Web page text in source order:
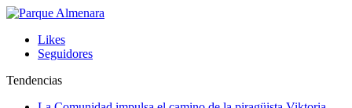
Likes
Seguidores
Tendencias